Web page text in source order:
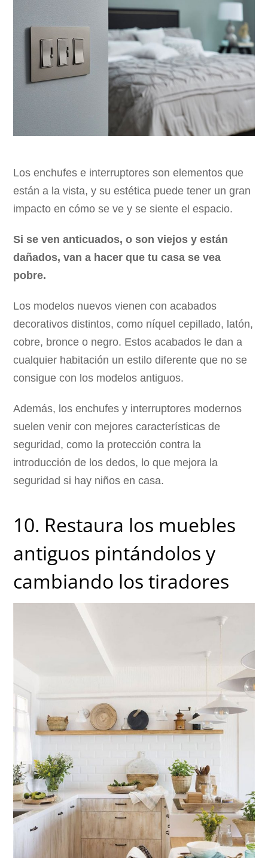
Los enchufes e interruptores son elementos que
están a la vista, y su estética puede tener un gran
impacto en cómo se ve y se siente el espacio.
Si se ven anticuados, o son viejos y están
dañados, van a hacer que tu casa se vea
pobre.
Los modelos nuevos vienen con acabados
decorativos distintos, como níquel cepillado, latón,
cobre, bronce o negro. Estos acabados le dan a
cualquier habitación un estilo diferente que no se
consigue con los modelos antiguos.
Además, los enchufes y interruptores modernos
suelen venir con mejores características de
seguridad, como la protección contra la
introducción de los dedos, lo que mejora la
seguridad si hay niños en casa.
10. Restaura los muebles
antiguos pintándolos y
cambiando los tiradores